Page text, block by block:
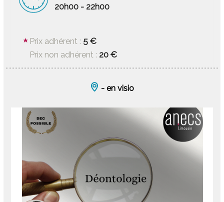
20h00 - 22h00
Prix adhérent : 5 €
Prix non adhérent : 20 €
- en visio